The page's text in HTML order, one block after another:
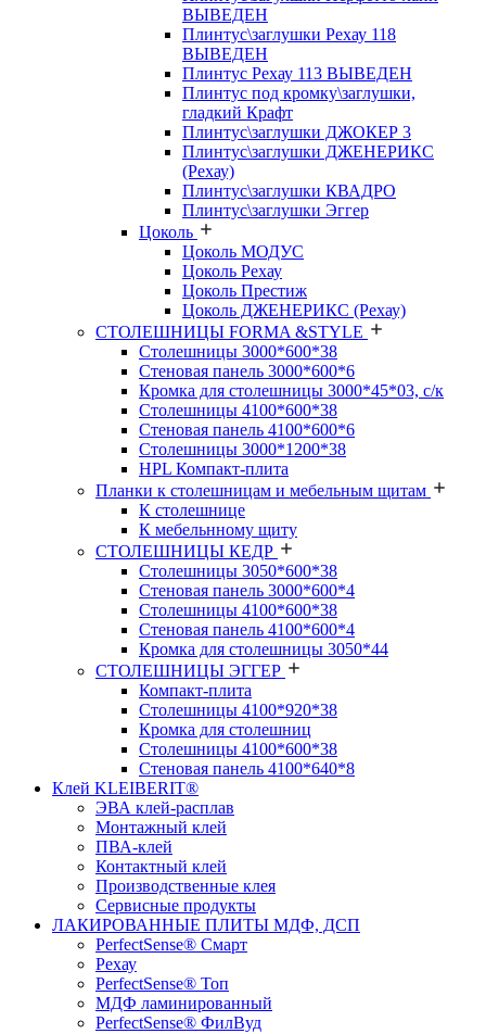
ВЫВЕДЕН
Плинтус\заглушки Рехау 118
ВЫВЕДЕН
Плинтус Рехау 113 ВЫВЕДЕН
Плинтус под кромку\заглушки,
гладкий Крафт
Плинтус\заглушки ДЖОКЕР 3
Плинтус\заглушки ДЖЕНЕРИКС
(Рехау)
Плинтус\заглушки КВАДРО
Плинтус\заглушки Эггер
Цоколь
Цоколь МОДУС
Цоколь Рехау
Цоколь Престиж
Цоколь ДЖЕНЕРИКС (Рехау)
СТОЛЕШНИЦЫ FORMA &STYLE
Столешницы 3000*600*38
Стеновая панель 3000*600*6
Кромка для столешницы 3000*45*03, с/к
Столешницы 4100*600*38
Стеновая панель 4100*600*6
Столешницы 3000*1200*38
HPL Компакт-плита
Планки к столешницам и мебельным щитам
К столешнице
К мебельнному щиту
СТОЛЕШНИЦЫ КЕДР
Столешницы 3050*600*38
Стеновая панель 3000*600*4
Столешницы 4100*600*38
Стеновая панель 4100*600*4
Кромка для столешницы 3050*44
СТОЛЕШНИЦЫ ЭГГЕР
Компакт-плита
Столешницы 4100*920*38
Кромка для столешниц
Столешницы 4100*600*38
Стеновая панель 4100*640*8
Клей KLEIBERIT®
ЭВА клей-расплав
Монтажный клей
ПВА-клей
Контактный клей
Производственные клея
Сервисные продукты
ЛАКИРОВАННЫЕ ПЛИТЫ МДФ, ДСП
PerfectSense® Смарт
Рехау
PerfectSense® Топ
МДФ ламинированный
PerfectSense® ФилВуд